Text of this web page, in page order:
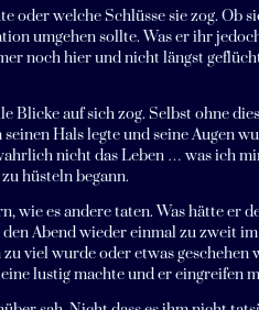
oder welche Schlüsse sie zog. Ob
umgehen sollte. Was er ihr
noch hier und nicht längst
Blicke auf sich zog. Selbst ohne
Hals legte und seine Augen
nicht das Leben … was ich
hüsteln begann.
wie es andere taten. Was hätte er
Abend wieder einmal zu zweit
viel wurde oder etwas geschehen
lustig machte und er eingreifen